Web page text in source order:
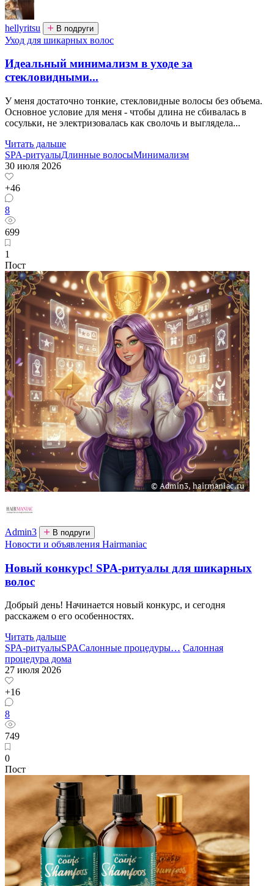
hellyritsu В подруги
Уход для шикарных волос
Идеальный минимализм в уходе за
стекловидными...
У меня достаточно тонкие, стекловидные волосы без объема.
Основное условие для меня - чтобы длина не сбивалась в
сосульки, не электризовалась как сволочь и выглядела...
Читать дальше
SPA-ритуалыДлинные волосыМинимализм
30 июля 2026
+46
8
699
1
Пост
Admin3 В подруги
Новости и объявления Hairmaniac
Новый конкурс! SPA-ритуалы для шикарных
волос
Добрый день! Начинается новый конкурс, и сегодня
расскажем о его особенностях.
Читать дальше
SPA-ритуалыSPAСалонные процедуры… Салонная
процедура дома
27 июля 2026
+16
8
749
0
Пост